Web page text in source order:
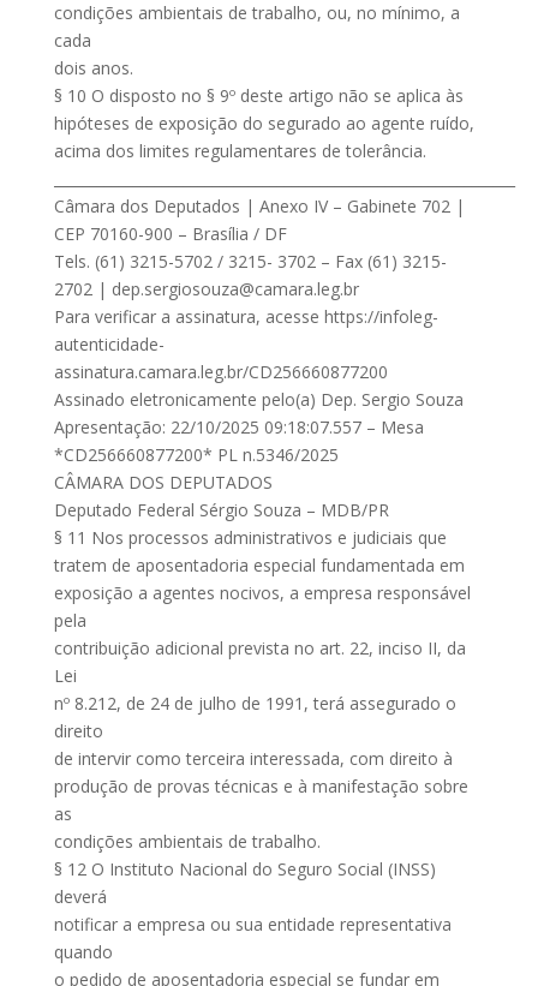
condições ambientais de trabalho, ou, no mínimo, a
cada
dois anos.
§ 10 O disposto no § 9º deste artigo não se aplica às
hipóteses de exposição do segurado ao agente ruído,
acima dos limites regulamentares de tolerância.
Câmara dos Deputados | Anexo IV – Gabinete 702 |
CEP 70160-900 – Brasília / DF
Tels. (61) 3215-5702 / 3215- 3702 – Fax (61) 3215-
2702 | dep.sergiosouza@camara.leg.br
Para verificar a assinatura, acesse https://infoleg-
autenticidade-
assinatura.camara.leg.br/CD256660877200
Assinado eletronicamente pelo(a) Dep. Sergio Souza
Apresentação: 22/10/2025 09:18:07.557 – Mesa
*CD256660877200* PL n.5346/2025
CÂMARA DOS DEPUTADOS
Deputado Federal Sérgio Souza – MDB/PR
§ 11 Nos processos administrativos e judiciais que
tratem de aposentadoria especial fundamentada em
exposição a agentes nocivos, a empresa responsável
pela
contribuição adicional prevista no art. 22, inciso II, da
Lei
nº 8.212, de 24 de julho de 1991, terá assegurado o
direito
de intervir como terceira interessada, com direito à
produção de provas técnicas e à manifestação sobre
as
condições ambientais de trabalho.
§ 12 O Instituto Nacional do Seguro Social (INSS)
deverá
notificar a empresa ou sua entidade representativa
quando
o pedido de aposentadoria especial se fundar em